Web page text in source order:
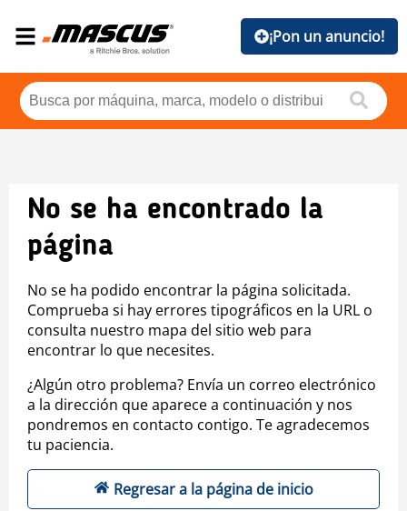
¡Pon un anuncio!
No se ha encontrado la
página
No se ha podido encontrar la página solicitada.
Comprueba si hay errores tipográficos en la URL o
consulta nuestro mapa del sitio web para
encontrar lo que necesites.
¿Algún otro problema? Envía un correo electrónico
a la dirección que aparece a continuación y nos
pondremos en contacto contigo. Te agradecemos
tu paciencia.
Regresar a la página de inicio